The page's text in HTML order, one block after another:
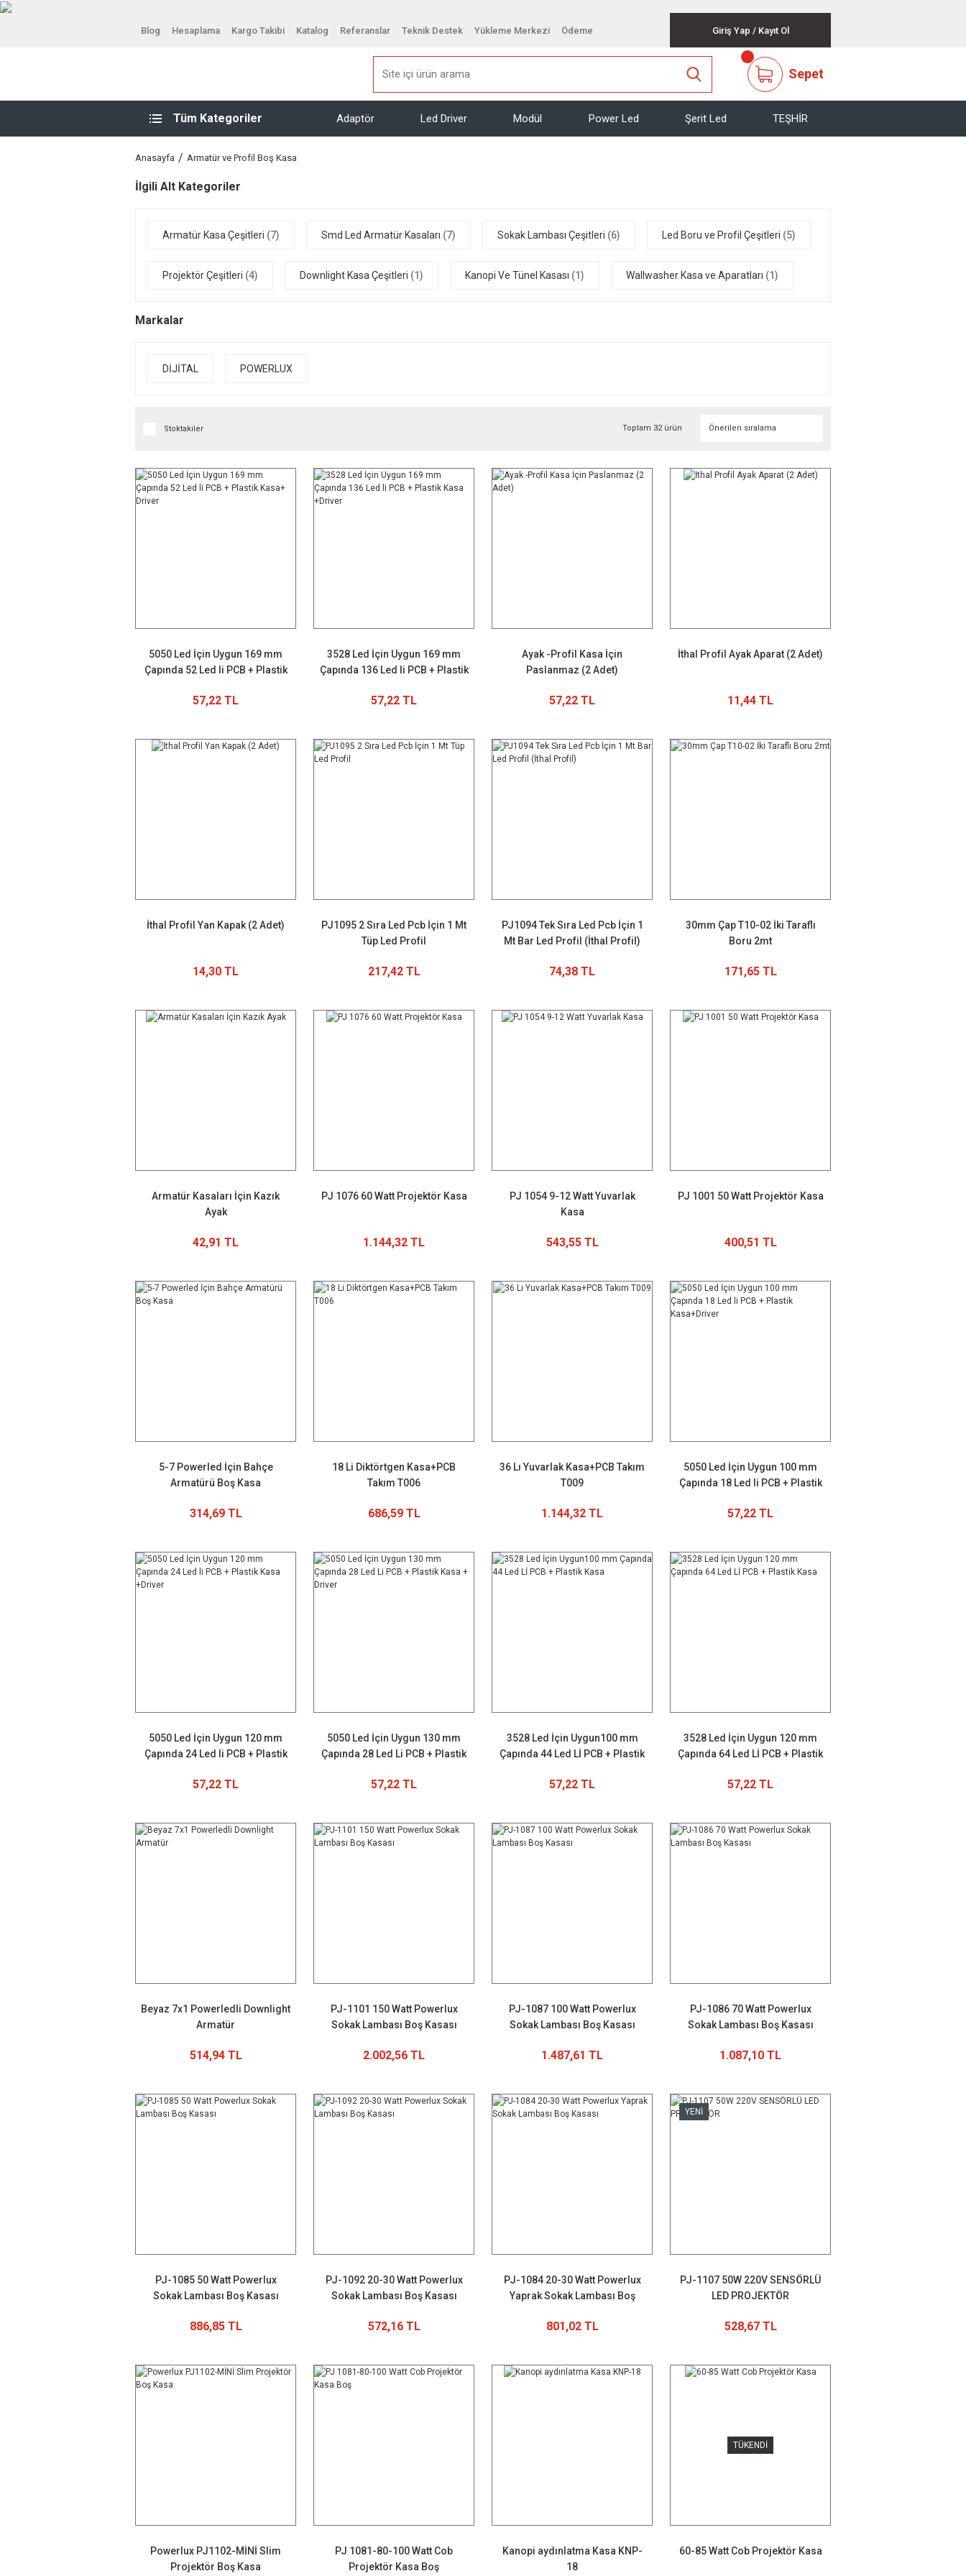
Blog Hesaplama Kargo Takibi Katalog Referanslar Teknik Destek Yükleme Merkezi Ödeme Giriş Yap / Kayıt Ol
Sepet
Tüm Kategoriler Adaptör Led Driver Modül Power Led Şerit Led TEŞHİR
Anasayfa Armatür ve Profil Boş Kasa
İlgili Alt Kategoriler
Armatür Kasa Çeşitleri (7) Smd Led Armatür Kasaları (7) Sokak Lambası Çeşitleri (6) Led Boru ve Profil Çeşitleri (5)
Projektör Çeşitleri (4) Downlight Kasa Çeşitleri (1) Kanopi Ve Tünel Kasası (1) Wallwasher Kasa ve Aparatları (1)
Markalar
DİJİTAL POWERLUX
Stoktakiler Toplam 32 ürün
5050 Led İçin Uygun 169 mm
Çapında 52 Led li PCB + Plastik
57,22 TL
3528 Led İçin Uygun 169 mm
Çapında 136 Led li PCB + Plastik
57,22 TL
Ayak -Profil Kasa İçin
Paslanmaz (2 Adet)
57,22 TL
İthal Profil Ayak Aparat (2 Adet)
11,44 TL
İthal Profil Yan Kapak (2 Adet)
14,30 TL
PJ1095 2 Sıra Led Pcb İçin 1 Mt
Tüp Led Profil
217,42 TL
PJ1094 Tek Sıra Led Pcb İçin 1
Mt Bar Led Profil (İthal Profil)
74,38 TL
30mm Çap T10-02 İki Taraflı
Boru 2mt
171,65 TL
Armatür Kasaları İçin Kazık
Ayak
42,91 TL
PJ 1076 60 Watt Projektör Kasa
1.144,32 TL
PJ 1054 9-12 Watt Yuvarlak
Kasa
543,55 TL
PJ 1001 50 Watt Projektör Kasa
400,51 TL
5-7 Powerled İçin Bahçe
Armatürü Boş Kasa
314,69 TL
18 Li Diktörtgen Kasa+PCB
Takım T006
686,59 TL
36 Lı Yuvarlak Kasa+PCB Takım
T009
1.144,32 TL
5050 Led İçin Uygun 100 mm
Çapında 18 Led li PCB + Plastik
57,22 TL
5050 Led İçin Uygun 120 mm
Çapında 24 Led li PCB + Plastik
57,22 TL
5050 Led İçin Uygun 130 mm
Çapında 28 Led Li PCB + Plastik
57,22 TL
3528 Led İçin Uygun100 mm
Çapında 44 Led Lİ PCB + Plastik
57,22 TL
3528 Led İçin Uygun 120 mm
Çapında 64 Led Lİ PCB + Plastik
57,22 TL
Beyaz 7x1 Powerledli Downlight
Armatür
514,94 TL
PJ-1101 150 Watt Powerlux
Sokak Lambası Boş Kasası
2.002,56 TL
PJ-1087 100 Watt Powerlux
Sokak Lambası Boş Kasası
1.487,61 TL
PJ-1086 70 Watt Powerlux
Sokak Lambası Boş Kasası
1.087,10 TL
PJ-1085 50 Watt Powerlux
Sokak Lambası Boş Kasası
886,85 TL
PJ-1092 20-30 Watt Powerlux
Sokak Lambası Boş Kasası
572,16 TL
PJ-1084 20-30 Watt Powerlux
Yaprak Sokak Lambası Boş
801,02 TL
YENİ
PJ-1107 50W 220V SENSÖRLÜ
LED PROJEKTÖR
528,67 TL
Powerlux PJ1102-MİNİ Slim
Projektör Boş Kasa
PJ 1081-80-100 Watt Cob
Projektör Kasa Boş
Kanopi aydınlatma Kasa KNP-
18
TÜKENDİ
60-85 Watt Cob Projektör Kasa